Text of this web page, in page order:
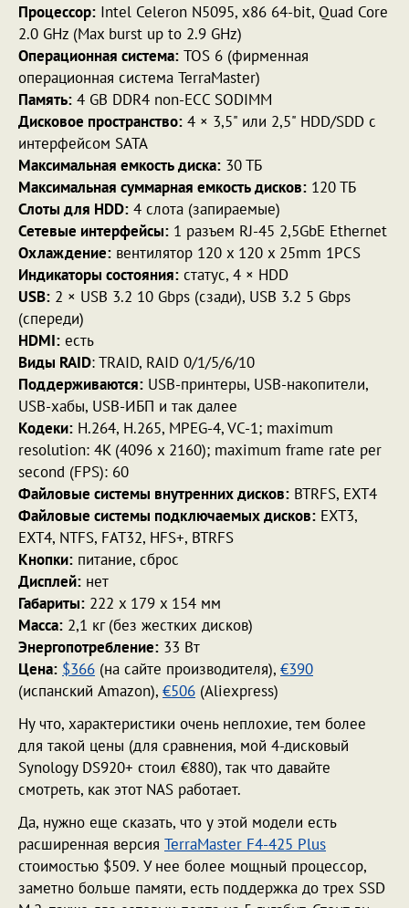
Процессор: Intel Celeron N5095, x86 64-bit, Quad Core
2.0 GHz (Max burst up to 2.9 GHz)
Операционная система: TOS 6 (фирменная
операционная система TerraMaster)
Память: 4 GB DDR4 non-ECC SODIMM
Дисковое пространство: 4 × 3,5" или 2,5" HDD/SDD с
интерфейсом SATA
Максимальная емкость диска: 30 ТБ
Максимальная суммарная емкость дисков: 120 ТБ
Слоты для HDD: 4 слота (запираемые)
Сетевые интерфейсы: 1 разъем RJ-45 2,5GbE Ethernet
Охлаждение: вентилятор 120 x 120 x 25mm 1PCS
Индикаторы состояния: статус, 4 × HDD
USB: 2 × USB 3.2 10 Gbps (сзади), USB 3.2 5 Gbps
(спереди)
HDMI: есть
Виды RAID: TRAID, RAID 0/1/5/6/10
Поддерживаются: USB-принтеры, USB-накопители,
USB-хабы, USB-ИБП и так далее
Кодеки: H.264, H.265, MPEG-4, VC-1; maximum
resolution: 4K (4096 x 2160); maximum frame rate per
second (FPS): 60
Файловые системы внутренних дисков: BTRFS, EXT4
Файловые системы подключаемых дисков: EXT3,
EXT4, NTFS, FAT32, HFS+, BTRFS
Кнопки: питание, сброс
Дисплей: нет
Габариты: 222 x 179 x 154 мм
Масса: 2,1 кг (без жестких дисков)
Энергопотребление: 33 Вт
Цена: $366 (на сайте производителя), €390
(испанский Amazon), €506 (Aliexpress)
Ну что, характеристики очень неплохие, тем более
для такой цены (для сравнения, мой 4-дисковый
Synology DS920+ стоил €880), так что давайте
смотреть, как этот NAS работает.
Да, нужно еще сказать, что у этой модели есть
расширенная версия TerraMaster F4-425 Plus
стоимостью $509. У нее более мощный процессор,
заметно больше памяти, есть поддержка до трех SSD